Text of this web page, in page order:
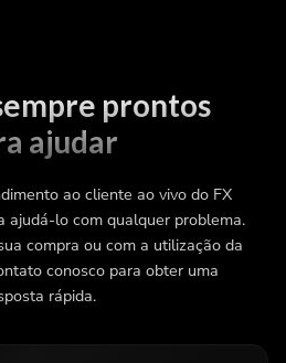
prontos
ajudar
ao cliente ao vivo do FX
ajudá-lo com qualquer problema.
compra ou com a utilização da
conosco para obter uma
rápida.